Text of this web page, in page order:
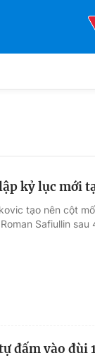
kỷ lục mới
tạo nên cột
Safiullin
đấm vào đùi